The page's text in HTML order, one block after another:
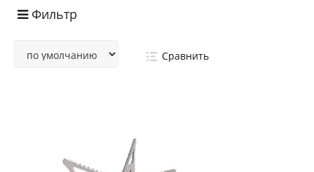
Фильтр
Сравнить